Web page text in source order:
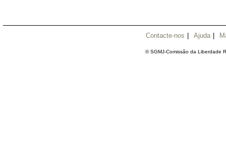
Contacte-nos | Ajuda |
© SGMJ-Comissão da Liberdade